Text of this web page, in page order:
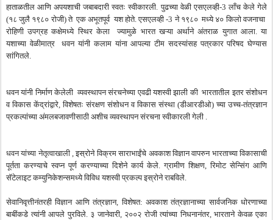
हाताळतील आणि अपयशाची जबाबदारी स्वतः स्वीकारली .पुढच्या वेळी एसएलव्ही-3लाँच केले गेले
(१८ जुलै १९८० रोजी)ते एक अभूतपूर्व यश होते. एसएलव्ही -3ने १९८० मध्ये ४० किलो वजनाचा
रोहिणी उपग्रह कक्षेमध्ये स्थिर केला ज्यामुळे भारत खऱ्या अर्थाने अंतराळ युगात आला.
या
यशाच्या वेळीमात्र धवन यांनी कलाम यांना आपल्या टीम सदस्यांसह पत्रकार परिषद घेण्यास
सांगितले
धवन यांनी निर्माण केलेली व्यवस्थापन संरचनेच्या एवढी यशस्वी झाली की भारतातील इतर संशोधन
व विकास केंद्रांद्वारे ,विशेषतः संरक्षण संशोधन व विकास संस्था (डीआरडीओ)च्या उच्च-तंत्रज्ञान
प्रकल्पांच्या अंमलबजावणीसाठी अशीच व्यवस्थापन संरचना स्वीकारली गेली
धवन यांच्या नेतृत्वाखाली,इस्रोने विक्रम साराभाईंचे अवकाश विज्ञान वापरुन भारताच्या विकासाची
पूर्तता करण्याचे स्वप्न पूर्ण करण्याच्या दिशेने कार्य केले .ग्रामीण शिक्षण ,रिमोट सेन्सिंग आणि
सॅटेलाइट कम्युनिकेशन्समध्ये विविध यशस्वी प्रकल्प इस्रोने राबविले
सेवानिवृत्तीनंतरही विज्ञान आणि तंत्रज्ञान,विशेषत: अवकाश तंत्रज्ञानाच्या सार्वजनिक धोरणाच्या
बाबींकडे त्यांनी आपले पुरविले. ३ जानेवारी, २००२ रोजी त्यांच्या निधनानंतर, भारताने केवळ एका